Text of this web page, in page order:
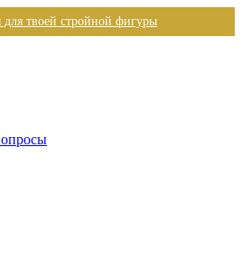
для твоей стройной фигуры